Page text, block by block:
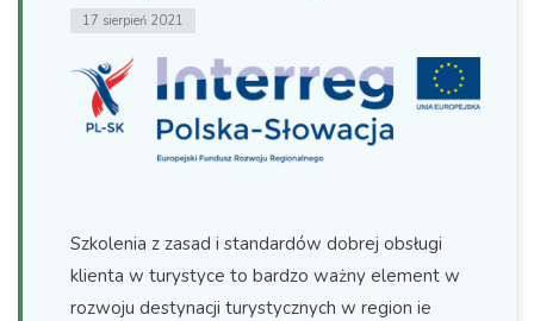
17 sierpień 2021
Szkolenia z zasad i standardów dobrej obsługi
klienta w turystyce to bardzo ważny element w
rozwoju destynacji turystycznych w region ie